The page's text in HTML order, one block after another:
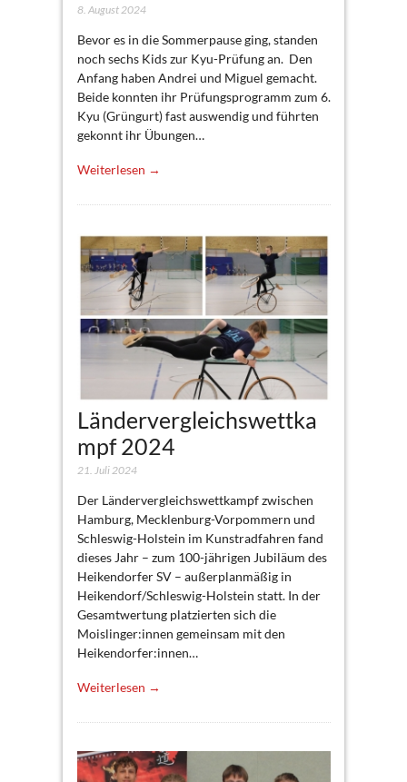
8. August 2024
Bevor es in die Sommerpause ging, standen
noch sechs Kids zur Kyu-Prüfung an. Den
Anfang haben Andrei und Miguel gemacht.
Beide konnten ihr Prüfungsprogramm zum 6.
Kyu (Grüngurt) fast auswendig und führten
gekonnt ihr Übungen…
Weiterlesen →
Ländervergleichswettka
mpf 2024
21. Juli 2024
Der Ländervergleichswettkampf zwischen
Hamburg, Mecklenburg-Vorpommern und
Schleswig-Holstein im Kunstradfahren fand
dieses Jahr – zum 100-jährigen Jubiläum des
Heikendorfer SV – außerplanmäßig in
Heikendorf/Schleswig-Holstein statt. In der
Gesamtwertung platzierten sich die
Moislinger:innen gemeinsam mit den
Heikendorfer:innen…
Weiterlesen →